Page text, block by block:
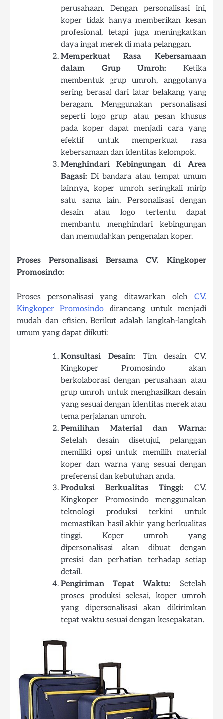
perusahaan. Dengan personalisasi ini,
koper tidak hanya memberikan kesan
profesional, tetapi juga meningkatkan
daya ingat merek di mata pelanggan.
Memperkuat Rasa Kebersamaan
dalam Grup Umroh: Ketika
membentuk grup umroh, anggotanya
sering berasal dari latar belakang yang
beragam. Menggunakan personalisasi
seperti logo grup atau pesan khusus
pada koper dapat menjadi cara yang
efektif untuk memperkuat rasa
kebersamaan dan identitas kelompok.
Menghindari Kebingungan di Area
Bagasi: Di bandara atau tempat umum
lainnya, koper umroh seringkali mirip
satu sama lain. Personalisasi dengan
desain atau logo tertentu dapat
membantu menghindari kebingungan
dan memudahkan pengenalan koper.
Proses Personalisasi Bersama CV. Kingkoper
Promosindo:
Proses personalisasi yang ditawarkan oleh CV.
Kingkoper Promosindo dirancang untuk menjadi
mudah dan efisien. Berikut adalah langkah-langkah
umum yang dapat diikuti:
Konsultasi Desain: Tim desain CV.
Kingkoper Promosindo akan
berkolaborasi dengan perusahaan atau
grup umroh untuk menghasilkan desain
yang sesuai dengan identitas merek atau
tema perjalanan umroh.
Pemilihan Material dan Warna:
Setelah desain disetujui, pelanggan
memiliki opsi untuk memilih material
koper dan warna yang sesuai dengan
preferensi dan kebutuhan anda.
Produksi Berkualitas Tinggi: CV.
Kingkoper Promosindo menggunakan
teknologi produksi terkini untuk
memastikan hasil akhir yang berkualitas
tinggi. Koper umroh yang
dipersonalisasi akan dibuat dengan
presisi dan perhatian terhadap setiap
detail.
Pengiriman Tepat Waktu: Setelah
proses produksi selesai, koper umroh
yang dipersonalisasi akan dikirimkan
tepat waktu sesuai dengan kesepakatan.